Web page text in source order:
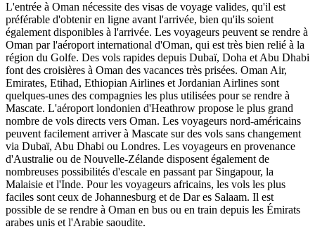
L'entrée à Oman nécessite des visas de voyage valides, qu'il est
préférable d'obtenir en ligne avant l'arrivée, bien qu'ils soient
également disponibles à l'arrivée. Les voyageurs peuvent se rendre à
Oman par l'aéroport international d'Oman, qui est très bien relié à la
région du Golfe. Des vols rapides depuis Dubaï, Doha et Abu Dhabi
font des croisières à Oman des vacances très prisées. Oman Air,
Emirates, Etihad, Ethiopian Airlines et Jordanian Airlines sont
quelques-unes des compagnies les plus utilisées pour se rendre à
Mascate. L'aéroport londonien d'Heathrow propose le plus grand
nombre de vols directs vers Oman. Les voyageurs nord-américains
peuvent facilement arriver à Mascate sur des vols sans changement
via Dubaï, Abu Dhabi ou Londres. Les voyageurs en provenance
d'Australie ou de Nouvelle-Zélande disposent également de
nombreuses possibilités d'escale en passant par Singapour, la
Malaisie et l'Inde. Pour les voyageurs africains, les vols les plus
faciles sont ceux de Johannesburg et de Dar es Salaam. Il est
possible de se rendre à Oman en bus ou en train depuis les Émirats
arabes unis et l'Arabie saoudite.